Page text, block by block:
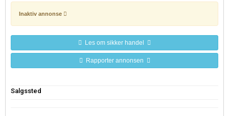
Inaktiv annonse
Les om sikker handel
Rapporter annonsen
Salgssted